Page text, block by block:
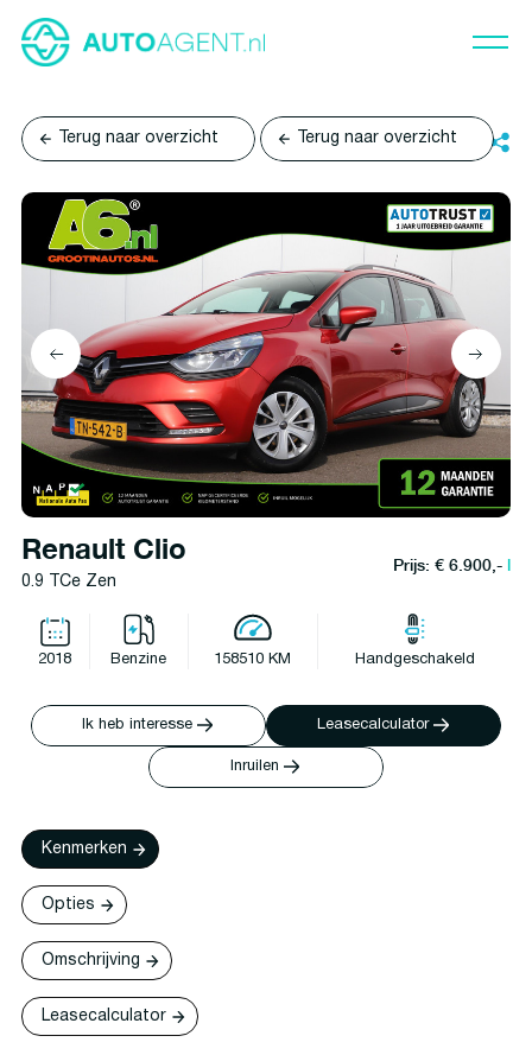
Terug naar overzicht Terug naar overzicht
Renault Clio
0.9 TCe Zen
Prijs: € 6.900,-l
2018 Benzine 158510 KM Handgeschakeld
Ik heb interesse Leasecalculator
Inruilen
Kenmerken
Opties
Omschrijving
Leasecalculator